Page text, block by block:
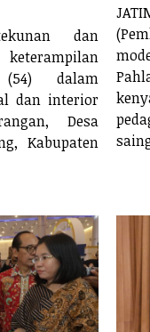
dan
keterampilan
dalam
dan interior
Desa
Kabupaten